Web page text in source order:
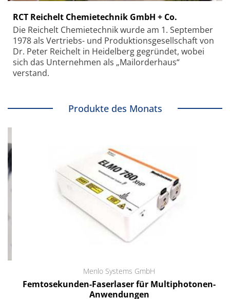
RCT Reichelt Chemietechnik GmbH + Co.
Die Reichelt Chemietechnik wurde am 1. September
1978 als Vertriebs- und Produktionsgesellschaft von
Dr. Peter Reichelt in Heidelberg gegründet, wobei
sich das Unternehmen als „Mailorderhaus“
verstand.
Produkte des Monats
Menlo Systems GmbH
Femtosekunden-Faserlaser für Multiphotonen-
Anwendungen